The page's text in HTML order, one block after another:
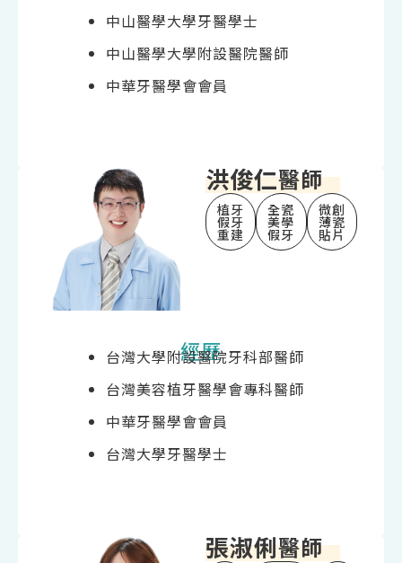
中山醫學大學牙醫學士
中山醫學大學附設醫院醫師
中華牙醫學會會員
洪俊仁醫師
植牙
假牙
重建
全瓷
美學
假牙
微創
薄瓷
貼片
經歷
台灣大學附設醫院牙科部醫師
台灣美容植牙醫學會專科醫師
中華牙醫學會會員
台灣大學牙醫學士
張淑俐醫師